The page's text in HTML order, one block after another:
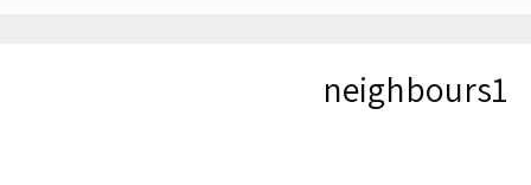
neighbours1